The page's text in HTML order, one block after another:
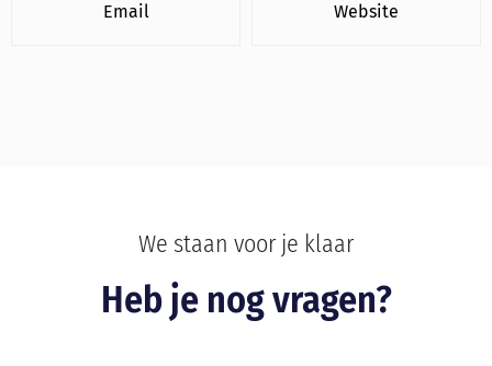
Email Website
We staan voor je klaar
Heb je nog vragen?